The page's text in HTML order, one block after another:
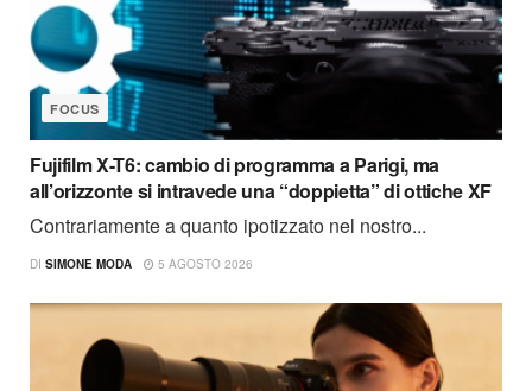
FOCUS
Fujifilm X-T6: cambio di programma a Parigi, ma
all’orizzonte si intravede una “doppietta” di ottiche XF
Contrariamente a quanto ipotizzato nel nostro...
DI SIMONE MODA 5 AGOSTO 2026